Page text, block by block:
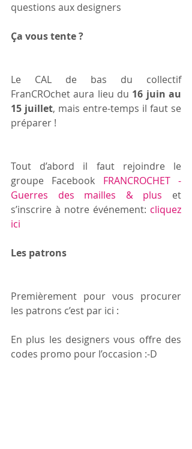
questions aux designers
Ça vous tente ?
Le CAL de bas du collectif
FranCROchet aura lieu du 16 juin au
15 juillet, mais entre-temps il faut se
préparer !
Tout d’abord il faut rejoindre le
groupe Facebook FRANCROCHET -
Guerres des mailles & plus et
s’inscrire à notre événement: cliquez
ici
Les patrons
Premièrement pour vous procurer
les patrons c’est par ici :
En plus les designers vous offre des
codes promo pour l’occasion :-D